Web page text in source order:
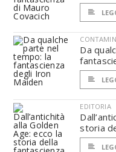
Da
EDITORIA
storia